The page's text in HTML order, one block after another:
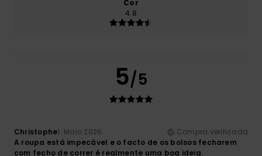
Cor
4.8
5/5
Christophe1. Maio 2026
Compra verificada
A roupa está impecável e o facto de os bolsos fecharem
com fecho de correr é realmente uma boa ideia.